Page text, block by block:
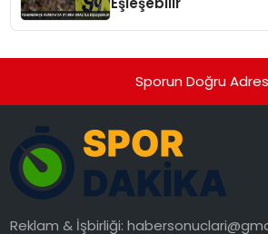
Sporun Doğru
Reklam & İşbirliği: